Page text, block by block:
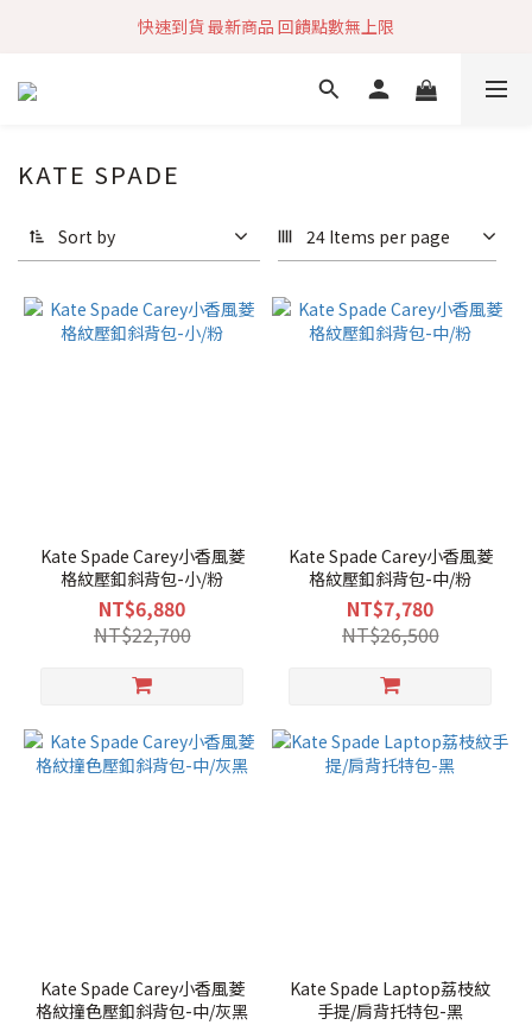
加入社群 獲取最新商品資訊
快速到貨 最新商品 回饋點數無上限
加入社群 獲取最新商品資訊
KATE SPADE
Sort by 24 Items per page
Kate Spade Carey小香風菱
格紋壓釦斜背包-小/粉
NT$6,880
NT$22,700
Kate Spade Carey小香風菱
格紋壓釦斜背包-中/粉
NT$7,780
NT$26,500
Kate Spade Carey小香風菱
格紋撞色壓釦斜背包-中/灰黑
Kate Spade Laptop荔枝紋
手提/肩背托特包-黑